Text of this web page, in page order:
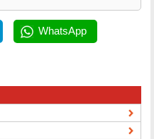
WhatsApp